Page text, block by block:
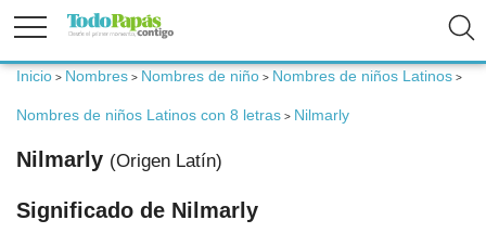
Fertilidad
Embarazo
Bebé
Inicio > Nombres > Nombres de niño > Nombres de niños Latinos >
Nombres de niños Latinos con 8 letras > Nilmarly
Nilmarly (Origen Latín)
Significado de Nilmarly